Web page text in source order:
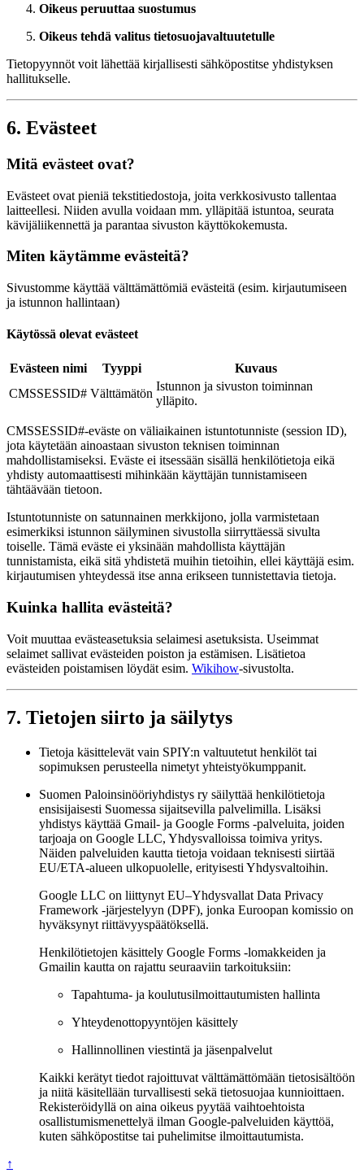
Oikeus peruuttaa suostumus
Oikeus tehdä valitus tietosuojavaltuutetulle
Tietopyynnöt voit lähettää kirjallisesti sähköpostitse yhdistyksen
hallitukselle.
6. Evästeet
Mitä evästeet ovat?
Evästeet ovat pieniä tekstitiedostoja, joita verkkosivusto tallentaa
laitteellesi. Niiden avulla voidaan mm. ylläpitää istuntoa, seurata
kävijäliikennettä ja parantaa sivuston käyttökokemusta.
Miten käytämme evästeitä?
Sivustomme käyttää välttämättömiä evästeitä (esim. kirjautumiseen
ja istunnon hallintaan)
Käytössä olevat evästeet
Evästeen nimi Tyyppi
Kuvaus
CMSSESSID# Välttämätön
Istunnon ja sivuston toiminnan
ylläpito.
CMSSESSID#-eväste on väliaikainen istuntotunniste (session ID),
jota käytetään ainoastaan sivuston teknisen toiminnan
mahdollistamiseksi. Eväste ei itsessään sisällä henkilötietoja eikä
yhdisty automaattisesti mihinkään käyttäjän tunnistamiseen
tähtäävään tietoon.
Istuntotunniste on satunnainen merkkijono, jolla varmistetaan
esimerkiksi istunnon säilyminen sivustolla siirryttäessä sivulta
toiselle. Tämä eväste ei yksinään mahdollista käyttäjän
tunnistamista, eikä sitä yhdistetä muihin tietoihin, ellei käyttäjä esim.
kirjautumisen yhteydessä itse anna erikseen tunnistettavia tietoja.
Kuinka hallita evästeitä?
Voit muuttaa evästeasetuksia selaimesi asetuksista. Useimmat
selaimet sallivat evästeiden poiston ja estämisen. Lisätietoa
evästeiden poistamisen löydät esim. Wikihow-sivustolta.
7. Tietojen siirto ja säilytys
Tietoja käsittelevät vain SPIY:n valtuutetut henkilöt tai
sopimuksen perusteella nimetyt yhteistyökumppanit.
Suomen Paloinsinööriyhdistys ry säilyttää henkilötietoja
ensisijaisesti Suomessa sijaitsevilla palvelimilla. Lisäksi
yhdistys käyttää Gmail- ja Google Forms -palveluita, joiden
tarjoaja on Google LLC, Yhdysvalloissa toimiva yritys.
Näiden palveluiden kautta tietoja voidaan teknisesti siirtää
EU/ETA-alueen ulkopuolelle, erityisesti Yhdysvaltoihin.
Google LLC on liittynyt EU–Yhdysvallat Data Privacy
Framework -järjestelyyn (DPF), jonka Euroopan komissio on
hyväksynyt riittävyyspäätöksellä.
Henkilötietojen käsittely Google Forms -lomakkeiden ja
Gmailin kautta on rajattu seuraaviin tarkoituksiin:
Tapahtuma- ja koulutusilmoittautumisten hallinta
Yhteydenottopyyntöjen käsittely
Hallinnollinen viestintä ja jäsenpalvelut
Kaikki kerätyt tiedot rajoittuvat välttämättömään tietosisältöön
ja niitä käsitellään turvallisesti sekä tietosuojaa kunnioittaen.
Rekisteröidyllä on aina oikeus pyytää vaihtoehtoista
osallistumismenettelyä ilman Google-palveluiden käyttöä,
kuten sähköpostitse tai puhelimitse ilmoittautumista.
↑